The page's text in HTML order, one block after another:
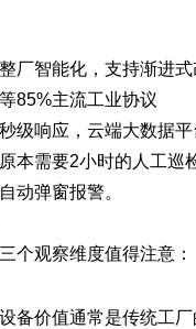
厂智能化，支持渐进式
85%主流工业协议
级响应，云端大数据
本需要2小时的人工
动弹窗报警。
个观察维度值得注意：
备价值通常是传统工